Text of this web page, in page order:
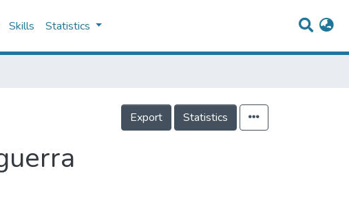
Skills Statistics
Export Statistics